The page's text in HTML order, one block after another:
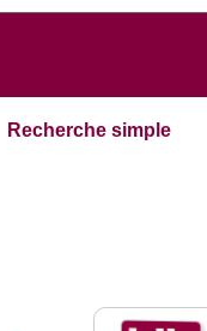
Recherche simple